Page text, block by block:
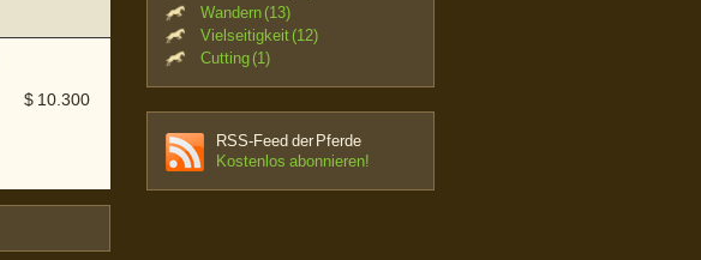
$ 10.300
Wandern (13)
Vielseitigkeit (12)
Cutting (1)
RSS-Feed der Pferde
Kostenlos abonnieren!